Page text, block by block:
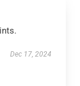
Dec 17, 2024